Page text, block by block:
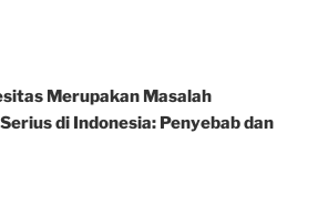
Merupakan Masalah
di Indonesia: Penyebab dan